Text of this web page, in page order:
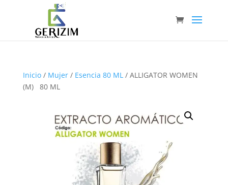
Inicio/ Mujer/ Esencia 80 ML/ ALLIGATOR WOMEN
(M) 80 ML